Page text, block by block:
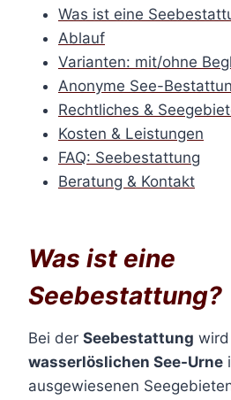
Was ist eine
Ablauf
Varianten: mit/ohne
Anonyme See-
Rechtliches &
Kosten & Leistungen
FAQ: Seebestattung
Beratung & Kontakt
Was ist eine
Seebestattung?
Bei der Seebestattung
wasserlöslichen See-Urne
ausgewiesenen